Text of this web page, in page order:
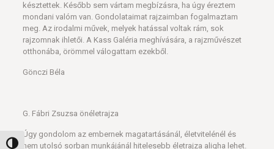
Nagy kontraszt váltása
késztettek. Később sem vártam megbízásra, ha úgy éreztem
mondani valóm van. Gondolataimat rajzaimban fogalmaztam
meg. Az irodalmi művek, melyek hatással voltak rám, sok
rajzomnak ihletői. A Kass Galéria meghívására, a rajzművészet
otthonába, örömmel válogattam ezekből.
Gönczi Béla
G. Fábri Zsuzsa önéletrajza
Úgy gondolom az embernek magatartásánál, életvitelénél és
nem utolsó sorban munkájánál hitelesebb életrajza aligha lehet.